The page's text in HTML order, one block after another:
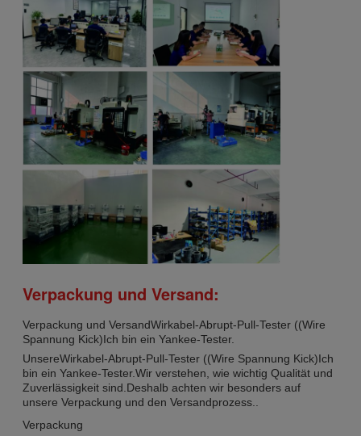
Verpackung und Versand:
Verpackung und VersandWirkabel-Abrupt-Pull-Tester ((Wire
Spannung Kick)Ich bin ein Yankee-Tester.
UnsereWirkabel-Abrupt-Pull-Tester ((Wire Spannung Kick)Ich
bin ein Yankee-Tester.Wir verstehen, wie wichtig Qualität und
Zuverlässigkeit sind.Deshalb achten wir besonders auf
unsere Verpackung und den Versandprozess..
Verpackung